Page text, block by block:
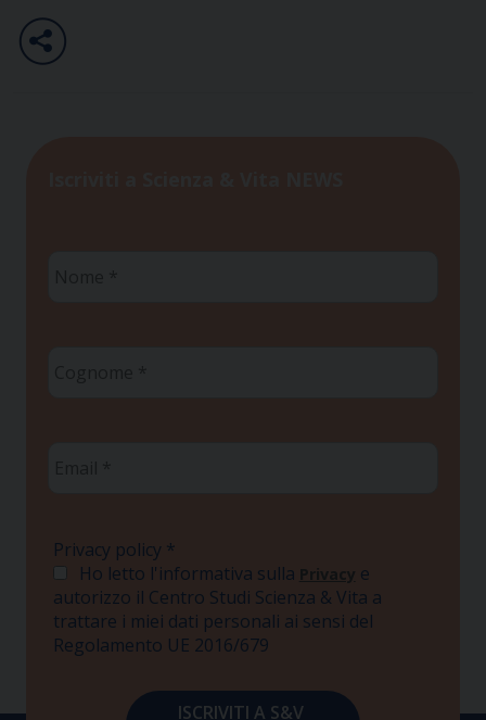
Privacy policy *
Ho letto l'informativa sulla Privacy e
autorizzo il Centro Studi Scienza & Vita a
trattare i miei dati personali ai sensi del
Regolamento UE 2016/679